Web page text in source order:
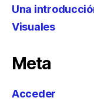
Una
Visuales
Meta
Acceder